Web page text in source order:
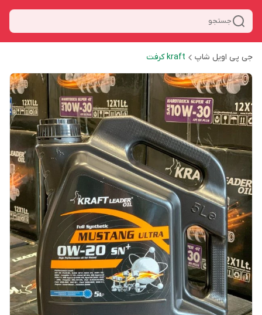
جستجو
جی پی اویل شاپ kraft کرفت